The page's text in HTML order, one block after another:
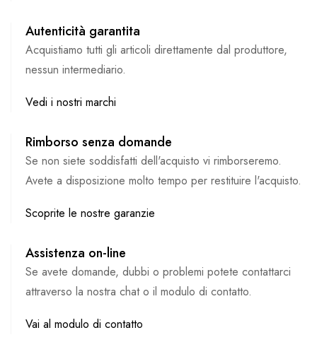
Autenticità garantita
Acquistiamo tutti gli articoli direttamente dal produttore,
nessun intermediario.
Vedi i nostri marchi
Rimborso senza domande
Se non siete soddisfatti dell'acquisto vi rimborseremo.
Avete a disposizione molto tempo per restituire l'acquisto.
Scoprite le nostre garanzie
Assistenza on-line
Se avete domande, dubbi o problemi potete contattarci
attraverso la nostra chat o il modulo di contatto.
Vai al modulo di contatto